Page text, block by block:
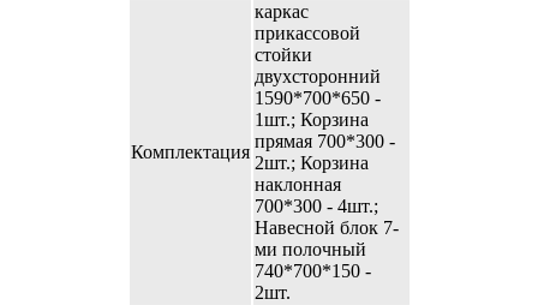
Комплектация
каркас
прикассовой
стойки
двухсторонний
1590*700*650 -
1шт.; Корзина
прямая 700*300 -
2шт.; Корзина
наклонная
700*300 - 4шт.;
Навесной блок 7-
ми полочный
740*700*150 -
2шт.